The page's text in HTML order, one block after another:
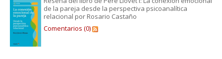
de la pareja desde la perspectiva psicoanalítica
relacional por Rosario Castaño
Comentarios (0)